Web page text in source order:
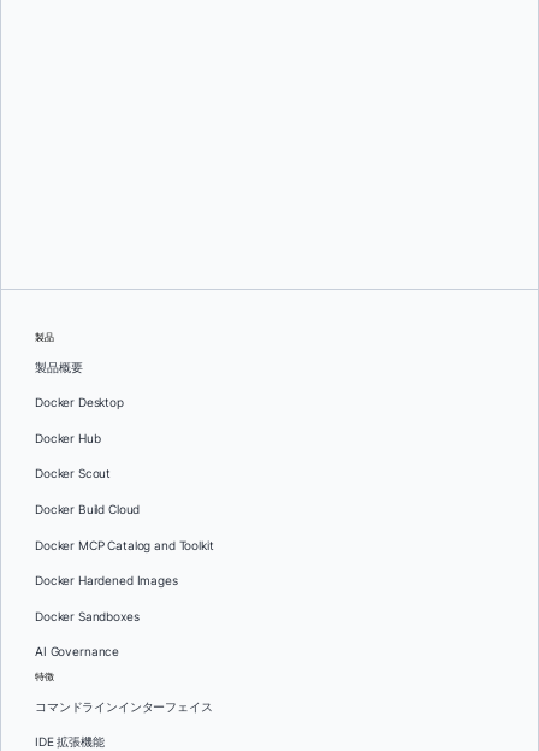
製品
製品概要
Docker Desktop
Docker Hub
Docker Scout
Docker Build Cloud
Docker MCP Catalog and Toolkit
Docker Hardened Images
Docker Sandboxes
AI Governance
特徴
コマンドラインインターフェイス
IDE 拡張機能